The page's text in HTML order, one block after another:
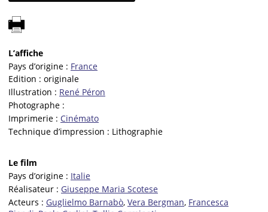
L’affiche
Pays d’origine : France
Edition : originale
Illustration : René Péron
Photographe :
Imprimerie : Cinémato
Technique d’impression : Lithographie
Le film
Pays d’origine : Italie
Réalisateur : Giuseppe Maria Scotese
Acteurs : Guglielmo Barnabò, Vera Bergman, Francesca